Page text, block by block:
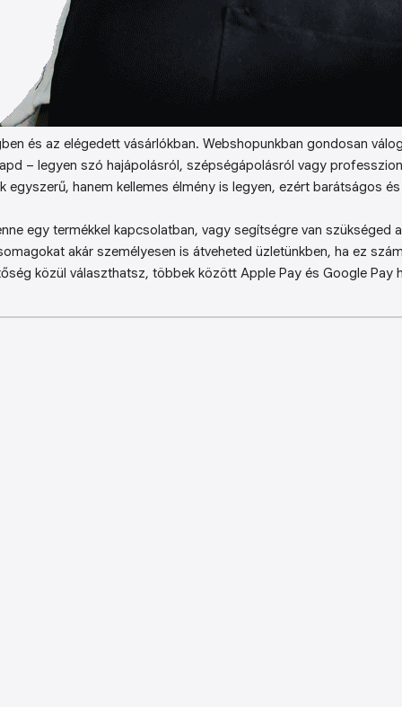
és az elégedett vásárlókban. Webshopunkban gondosan
– legyen szó hajápolásról, szépségápolásról vagy
egyszerű, hanem kellemes élmény is legyen, ezért barátságos
egy termékkel kapcsolatban, vagy segítségre van szükséged
akár személyesen is átveheted üzletünkben, ha ez
közül választhatsz, többek között Apple Pay és Google Pay